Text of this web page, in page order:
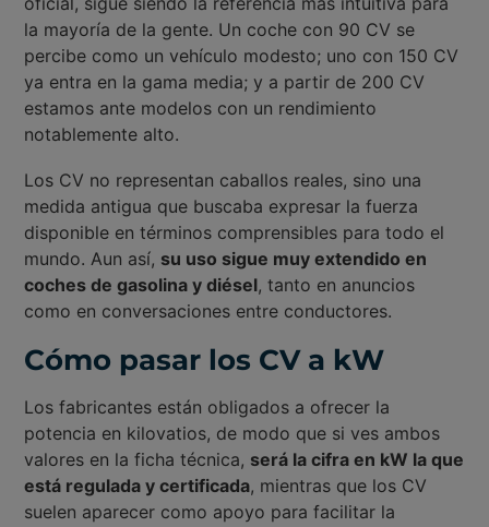
la mayoría de la gente. Un coche con 90 CV se
percibe como un vehículo modesto; uno con 150 CV
ya entra en la gama media; y a partir de 200 CV
estamos ante modelos con un rendimiento
notablemente alto.
Los CV no representan caballos reales, sino una
medida antigua que buscaba expresar la fuerza
disponible en términos comprensibles para todo el
mundo. Aun así, su uso sigue muy extendido en
coches de gasolina y diésel, tanto en anuncios
como en conversaciones entre conductores.
Cómo pasar los CV a kW
Los fabricantes están obligados a ofrecer la
potencia en kilovatios, de modo que si ves ambos
valores en la ficha técnica, será la cifra en kW la que
está regulada y certificada, mientras que los CV
suelen aparecer como apoyo para facilitar la